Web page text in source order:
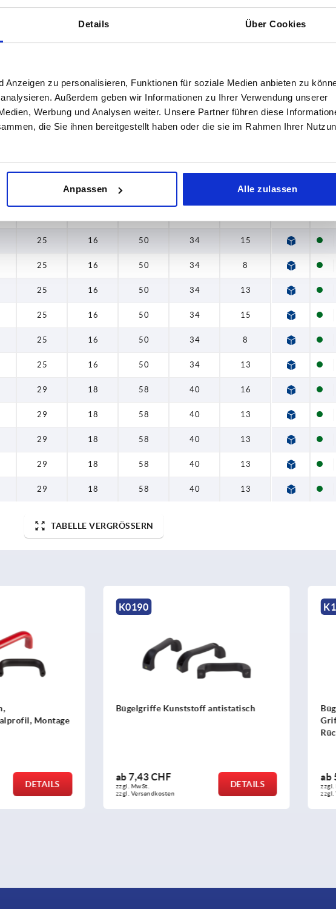
Details Über Cookies
Anzeigen zu personalisieren, Funktionen für soziale Medien anbieten zu
Außerdem geben wir Informationen zu Ihrer Verwendung unserer
Werbung und Analysen weiter. Unsere Partner führen diese
die Sie ihnen bereitgestellt haben oder die sie im Rahmen Ihrer
Anpassen Alle zulassen
B1 T
20 12,5 40 28 8
25 16 50 34 8
16 8
25 16 50 34 15
25 16 50 34 8
25 16 50 34 13
25 16 50 34 15
25 16 50 34 8
25 16 50 34 13
29 18 58 40 16
29 18 58 40 13
29 18 58 40 13
29 18 58 40 13
29 18 58 40 13
TABELLE VERGRÖSSERN
DETAILS
K1128
Bügelgriffe Aluminium mit Kunststoff-
ab5,81 CHF
zzgl. MwSt.
zzgl. Versandkosten
DETAILS
ab
zzgl.
zzgl.